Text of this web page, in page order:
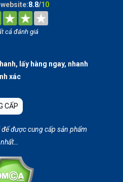
8.8/10
cả đánh giá
lấy hàng ngay, nhanh
xác
CẤP
được cung cấp sản phẩm